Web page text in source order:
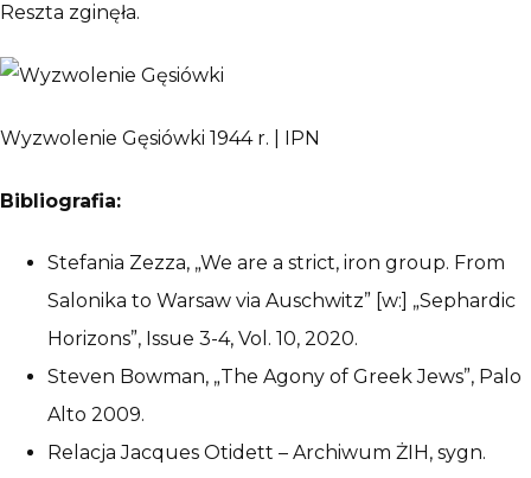
Reszta zginęła.
Wyzwolenie Gęsiówki 1944 r. | IPN
Bibliografia:
Stefania Zezza, „We are a strict, iron group. From
Salonika to Warsaw via Auschwitz” [w:] „Sephardic
Horizons”, Issue 3-4, Vol. 10, 2020.
Steven Bowman, „The Agony of Greek Jews”, Palo
Alto 2009.
Relacja Jacques Otidett – Archiwum ŻIH, sygn.